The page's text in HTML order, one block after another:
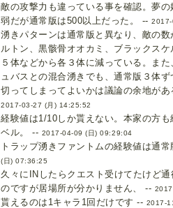
敵の攻撃力も違っている事を確認。夢
弱だが通常版は500以上だった。 --
湧きパターンは通常版と異なり、敵の
ルトン、黒骸骨オオカミ、ブラックス
５体などから各３体に減っている。ま
ュバスとの混合湧きでも、通常版３体
切ってしまってよいかは議論の余地が
2017-03-27 (月) 14:25:52
経験値は1/10しか貰えない。本家の方
ベル。 -- 2017-04-09 (日) 09:29:04
トラップ湧きファントムの経験値は通
(日) 07:36:25
久々にINしたらクエスト受けてたけど
のですが居場所が分かりません、 --
貰えるのは1キャラ1回だけです -- 2017-